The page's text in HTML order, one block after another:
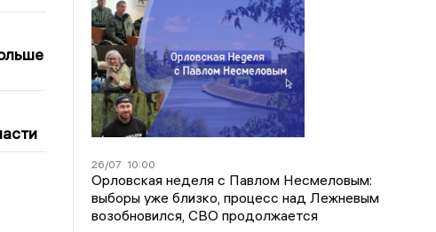
26/07 10:00
Орловская неделя с Павлом Несмеловым:
выборы уже близко, процесс над Лежневым
возобновился, СВО продолжается